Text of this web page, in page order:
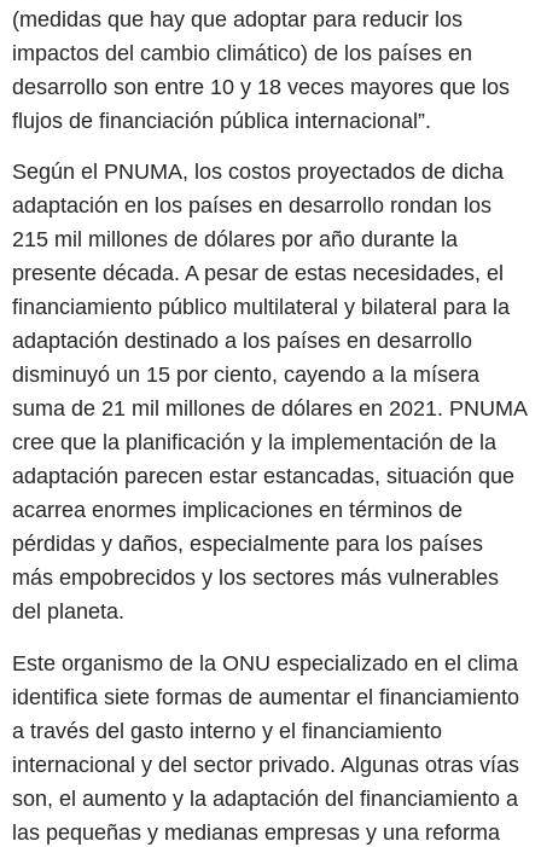
(medidas que hay que adoptar para reducir los
impactos del cambio climático) de los países en
desarrollo son entre 10 y 18 veces mayores que los
flujos de financiación pública internacional”.
Según el PNUMA, los costos proyectados de dicha
adaptación en los países en desarrollo rondan los
215 mil millones de dólares por año durante la
presente década. A pesar de estas necesidades, el
financiamiento público multilateral y bilateral para la
adaptación destinado a los países en desarrollo
disminuyó un 15 por ciento, cayendo a la mísera
suma de 21 mil millones de dólares en 2021. PNUMA
cree que la planificación y la implementación de la
adaptación parecen estar estancadas, situación que
acarrea enormes implicaciones en términos de
pérdidas y daños, especialmente para los países
más empobrecidos y los sectores más vulnerables
del planeta.
Este organismo de la ONU especializado en el clima
identifica siete formas de aumentar el financiamiento
a través del gasto interno y el financiamiento
internacional y del sector privado. Algunas otras vías
son, el aumento y la adaptación del financiamiento a
las pequeñas y medianas empresas y una reforma